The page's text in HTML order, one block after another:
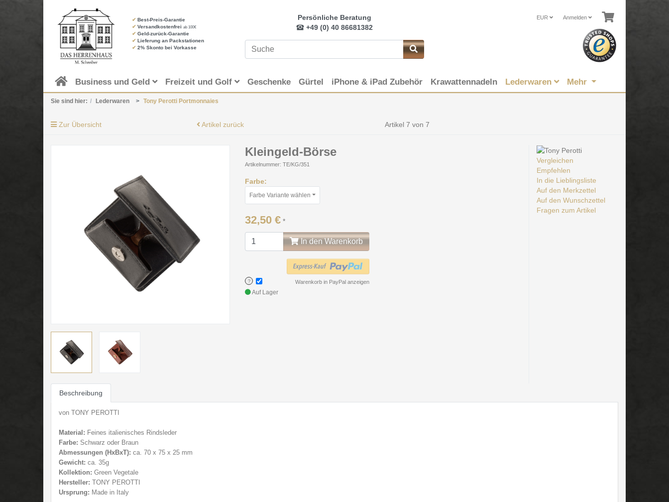
✔ Best-Preis-Garantie
✔ Versandkostenfrei ab 100€
✔ Geld-zurück-Garantie
✔ Lieferung an Packstationen
✔ 2% Skonto bei Vorkasse
EUR Anmelden
Persönliche Beratung
+49 (0) 40 86681382
Business und Geld Freizeit und Golf Geschenke Gürtel iPhone & iPad Zubehör Krawattennadeln Lederwaren Mehr
Sie sind hier: Lederwaren Tony Perotti Portmonnaies
Zur Übersicht Artikel zurück Artikel 7 von 7
Kleingeld-Börse
Artikelnummer: TE/KG/351
Farbe:
Farbe Variante wählen
32,50 € *
In den Warenkorb
? Warenkorb in PayPal anzeigen
Auf Lager
Vergleichen
Empfehlen
In die Lieblingsliste
Auf den Merkzettel
Auf den Wunschzettel
Fragen zum Artikel
Beschreibung
von TONY PEROTTI
Material: Feines italienisches Rindsleder
Farbe: Schwarz oder Braun
Abmessungen (HxBxT): ca. 70 x 75 x 25 mm
Gewicht: ca. 35g
Kollektion: Green Vegetale
Hersteller: TONY PEROTTI
Ursprung: Made in Italy